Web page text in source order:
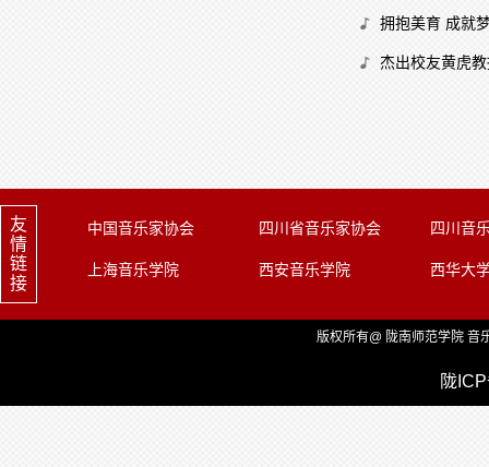
拥抱美育 成就
杰出校友黄虎
友
情
链
接
中国音乐家协会 四川省音乐家协会 四川音
上海音乐学院 西安音乐学院 西华大
版权所有@ 陇南师范学院
陇